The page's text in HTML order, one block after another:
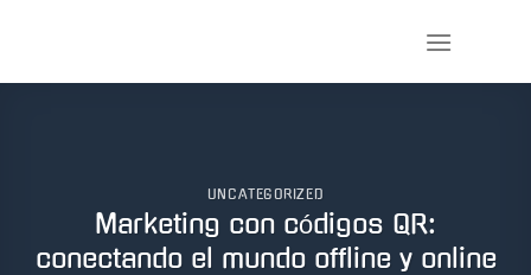
UNCATEGORIZED
Marketing con códigos QR:
conectando el mundo offline y online